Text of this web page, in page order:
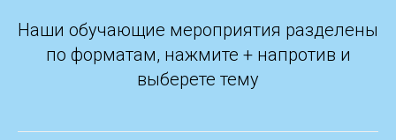
Наши обучающие мероприятия разделены
по форматам, нажмите + напротив и
выберете тему